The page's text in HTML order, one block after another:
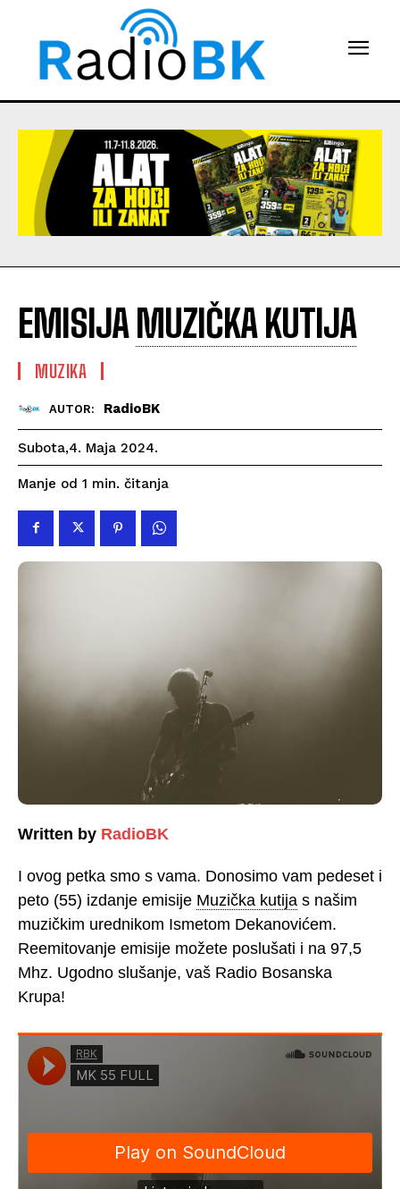
EMISIJA MUZIČKA KUTIJA
MUZIKA
AUTOR: RadioBK
Subota,4. Maja 2024.
Manje od 1 min. čitanja
Written by RadioBK
I ovog petka smo s vama. Donosimo vam pedeset i
peto (55) izdanje emisije Muzička kutija s našim
muzičkim urednikom Ismetom Dekanovićem.
Reemitovanje emisije možete poslušati i na 97,5
Mhz. Ugodno slušanje, vaš Radio Bosanska
Krupa!